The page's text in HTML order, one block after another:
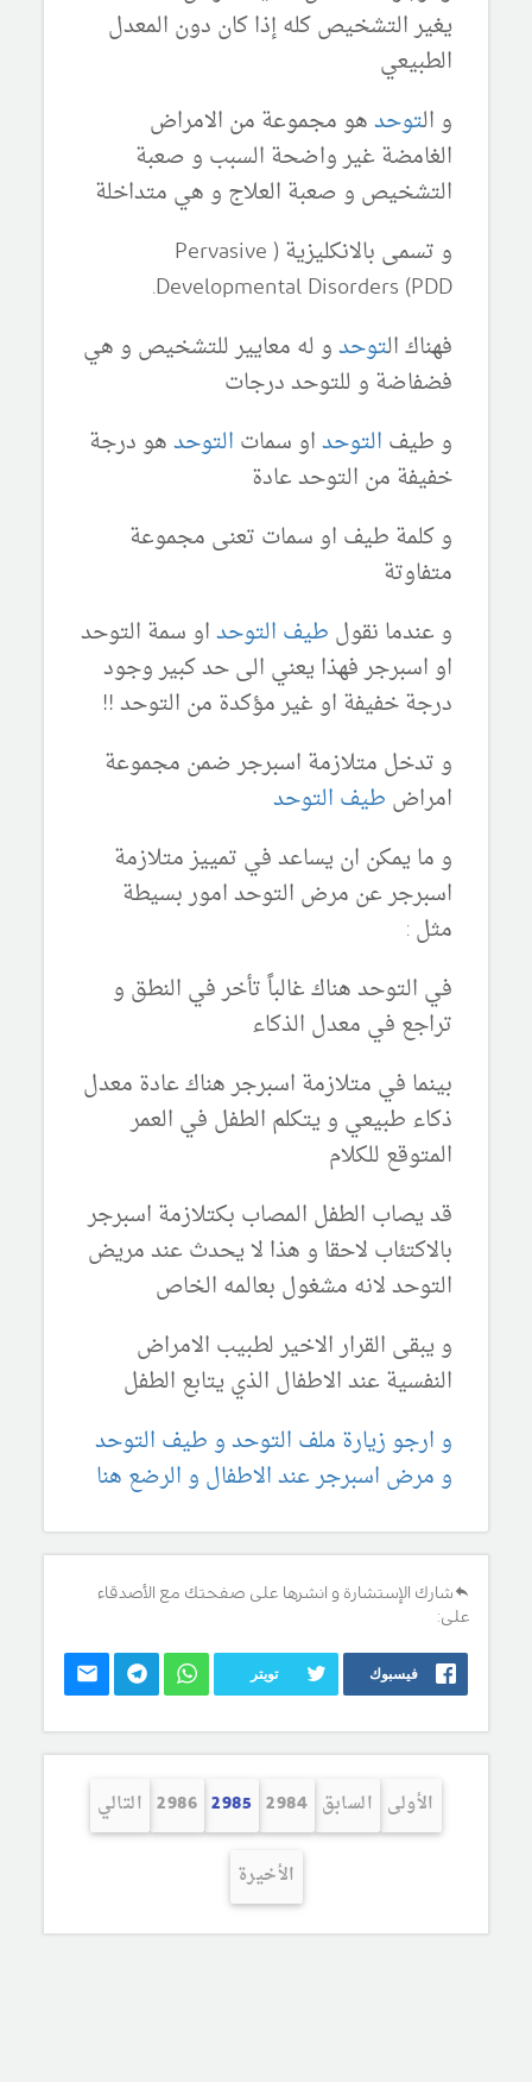
يغير التشخيص كله إذا كان دون المعدل
الطبيعي
و التوحدهو مجموعة من الامراض
الغامضة غير واضحة السبب و صعبة
التشخيص و صعبة العلاج و هي متداخلة
و تسمى بالانكليزية (Pervasive
Developmental Disorders (PDD.
فهناك التوحدو له معايير للتشخيص و هي
فضفاضة و للتوحد درجات
و طيف التوحداو سمات التوحدهو درجة
خفيفة من التوحد عادة
و كلمة طيف او سمات تعنى مجموعة
متفاوتة
و عندما نقول طيف التوحداو سمة التوحد
او اسبرجر فهذا يعني الى حد كبير وجود
درجة خفيفة او غير مؤكدة من التوحد !!
و تدخل متلازمة اسبرجر ضمن مجموعة
امراض طيف التوحد
و ما يمكن ان يساعد في تمييز متلازمة
اسبرجر عن مرض التوحد امور بسيطة
مثل :
في التوحد هناك غالباً تأخر في النطق و
تراجع في معدل الذكاء
بينما في متلازمة اسبرجر هناك عادة معدل
ذكاء طبيعي و يتكلم الطفل في العمر
المتوقع للكلام
قد يصاب الطفل المصاب بكتلازمة اسبرجر
بالاكتئاب لاحقا و هذا لا يحدث عند مريض
التوحد لانه مشغول بعالمه الخاص
و يبقى القرار الاخير لطبيب الامراض
النفسية عند الاطفال الذي يتابع الطفل
و ارجو زيارة ملف التوحد و طيف التوحد
و مرض اسبرجر عند الاطفال و الرضع هنا
شارك الإستشارة و انشرها على صفحتك مع الأصدقاء
على:
فيسبوك تويتر
الأولى السابق 2984
2985
2986 التالي
الأخيرة